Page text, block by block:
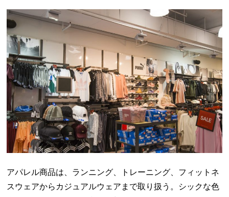
アパレル商品は、ランニング、トレーニング、フィットネ
スウェアからカジュアルウェアまで取り扱う。シックな色